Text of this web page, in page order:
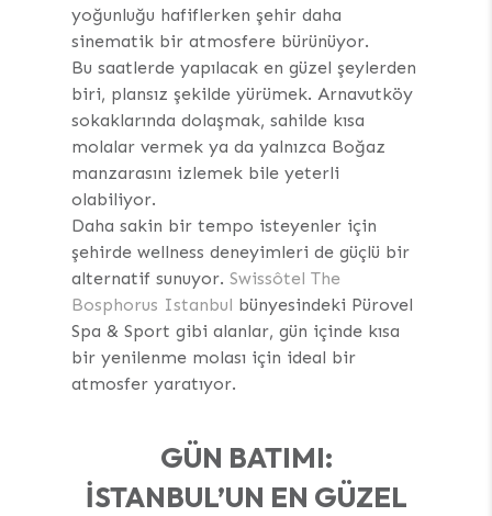
yoğunluğu hafiflerken şehir daha
sinematik bir atmosfere bürünüyor.
Bu saatlerde yapılacak en güzel şeylerden
biri, plansız şekilde yürümek. Arnavutköy
sokaklarında dolaşmak, sahilde kısa
molalar vermek ya da yalnızca Boğaz
manzarasını izlemek bile yeterli
olabiliyor.
Daha sakin bir tempo isteyenler için
şehirde wellness deneyimleri de güçlü bir
alternatif sunuyor.Swissôtel The
Bosphorus Istanbul bünyesindeki Pürovel
Spa & Sport gibi alanlar, gün içinde kısa
bir yenilenme molası için ideal bir
atmosfer yaratıyor.
GÜN BATIMI:
İSTANBUL’UN EN GÜZEL